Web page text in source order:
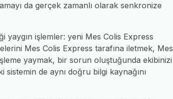
da gerçek zamanlı olarak senkronize
yaygın işlemler: yeni Mes Colis Express
Mes Colis Express tarafına iletmek, Mes
yaymak, bir sorun oluştuğunda ekibinizi
de aynı doğru bilgi kaynağını